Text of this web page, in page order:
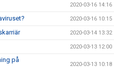
2020-03-16 14:16
2020-03-16 10:15
2020-03-14 13:32
2020-03-13 12:00
på
2020-03-13 10:18